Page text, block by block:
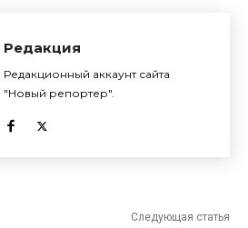
Редакция
Редакционный аккаунт сайта
"Новый репортер".
Следующая статья